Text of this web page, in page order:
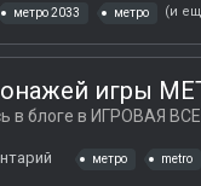
метро 2033 метро (и
игры
в блоге в ИГРОВАЯ
метро metro